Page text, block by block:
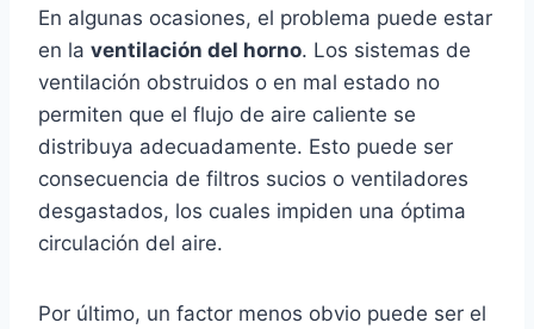
En algunas ocasiones, el problema puede estar
en la ventilación del horno. Los sistemas de
ventilación obstruidos o en mal estado no
permiten que el flujo de aire caliente se
distribuya adecuadamente. Esto puede ser
consecuencia de filtros sucios o ventiladores
desgastados, los cuales impiden una óptima
circulación del aire.
Por último, un factor menos obvio puede ser el